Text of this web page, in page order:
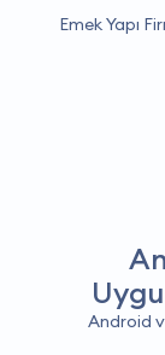
Emek Yapı
Android